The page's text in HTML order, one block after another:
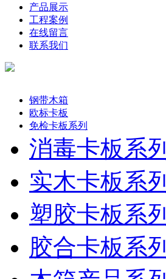
产品展示
工程案例
在线留言
联系我们
钢带木箱
欧标卡板
免检卡板系列
消毒卡板系列
实木卡板系列
塑胶卡板系列
胶合卡板系列